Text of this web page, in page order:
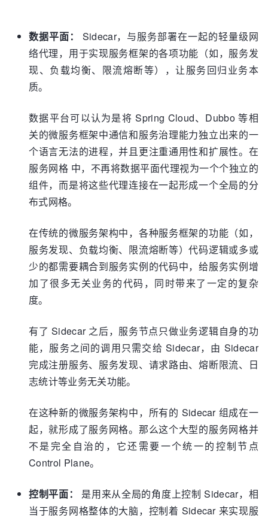
数据平面：
Sidecar，与服务部署在一起的轻量级网
络代理，用于实现服务框架的各项功能（如，服务发
现、负载均衡、限流熔断等），让服务回归业务本
质。
数据平台可以认为是将 Spring Cloud、Dubbo 等相
关的微服务框架中通信和服务治理能力独立出来的一
个语言无法的进程，并且更注重通用性和扩展性。在
服务网格 中，不再将数据平面代理视为一个个独立的
组件，而是将这些代理连接在一起形成一个全局的分
布式网格。
在传统的微服务架构中，各种服务框架的功能（如，
服务发现、负载均衡、限流熔断等）代码逻辑或多或
少的都需要耦合到服务实例的代码中，给服务实例增
加了很多无关业务的代码，同时带来了一定的复杂
度。
有了 Sidecar 之后，服务节点只做业务逻辑自身的功
能，服务之间的调用只需交给 Sidecar，由 Sidecar
完成注册服务、服务发现、请求路由、熔断限流、日
志统计等业务无关功能。
在这种新的微服务架构中，所有的 Sidecar 组成在一
起，就形成了服务网格。那么这个大型的服务网格并
不是完全自治的，它还需要一个统一的控制节点
Control Plane。
控制平面：
是用来从全局的角度上控制 Sidecar，相
当于服务网格整体的大脑，控制着 Sidecar 来实现服